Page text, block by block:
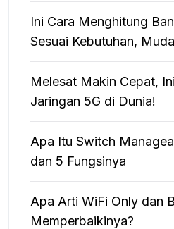
Ini Cara Menghitung
Sesuai Kebutuhan,
Melesat Makin Cepat,
Jaringan 5G di Dunia!
Apa Itu Switch
dan 5 Fungsinya
Apa Arti WiFi Only dan
Memperbaikinya?